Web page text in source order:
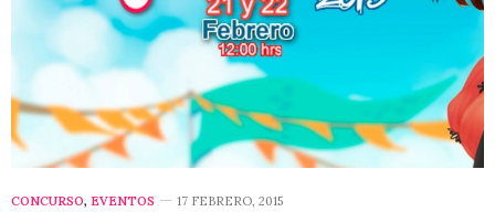
CONCURSO, EVENTOS 17 FEBRERO, 2015